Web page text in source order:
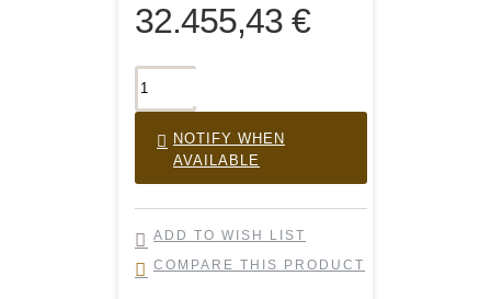
32.455,43 €
NOTIFY WHEN
AVAILABLE
ADD TO WISH LIST
COMPARE THIS PRODUCT